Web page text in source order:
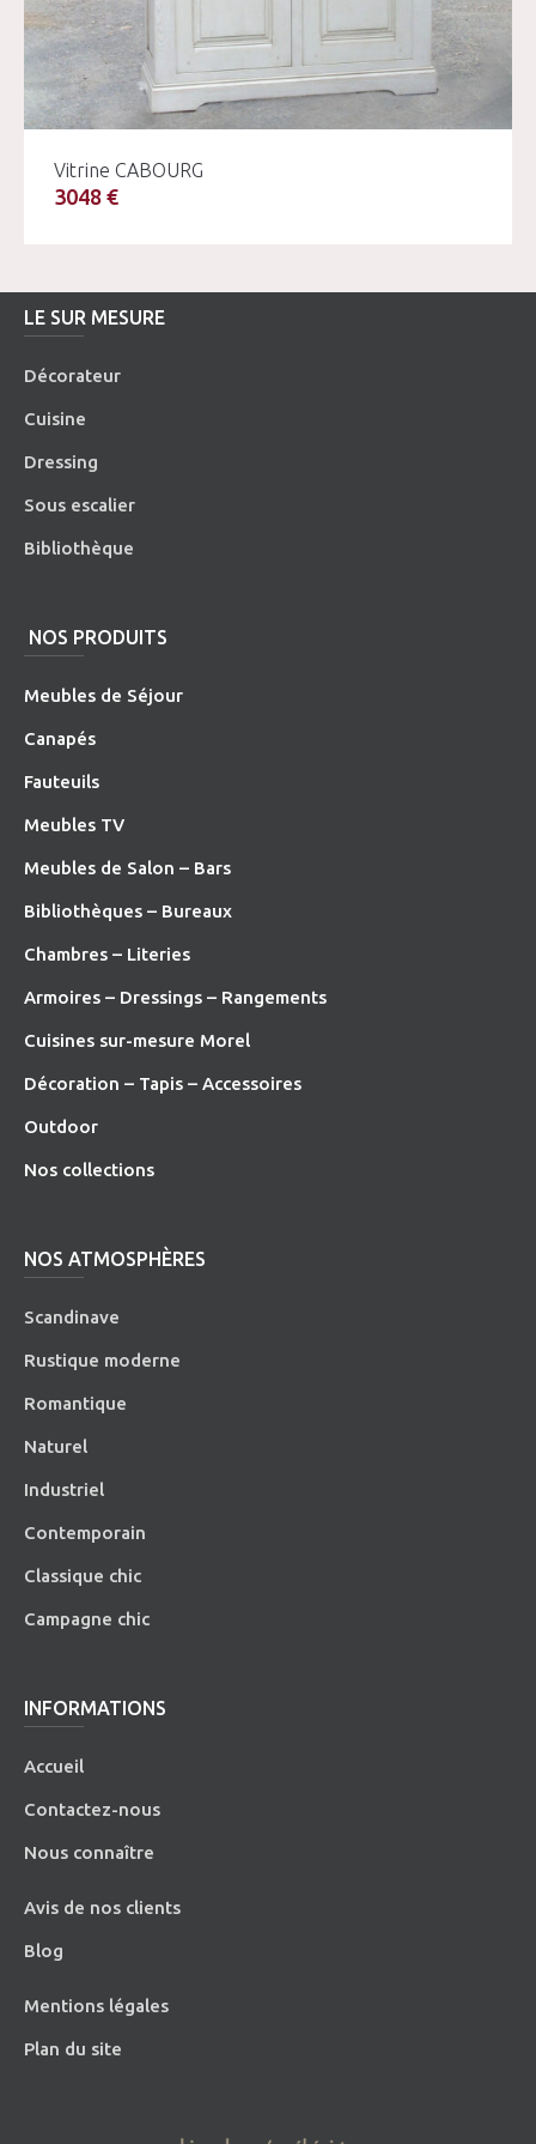
Vitrine CABOURG
3048 €
LE SUR MESURE
Décorateur
Cuisine
Dressing
Sous escalier
Bibliothèque
NOS PRODUITS
Meubles de Séjour
Canapés
Fauteuils
Meubles TV
Meubles de Salon – Bars
Bibliothèques – Bureaux
Chambres – Literies
Armoires – Dressings – Rangements
Cuisines sur-mesure Morel
Décoration – Tapis – Accessoires
Outdoor
Nos collections
NOS ATMOSPHÈRES
Scandinave
Rustique moderne
Romantique
Naturel
Industriel
Contemporain
Classique chic
Campagne chic
INFORMATIONS
Accueil
Contactez-nous
Nous connaître
Avis de nos clients
Blog
Mentions légales
Plan du site